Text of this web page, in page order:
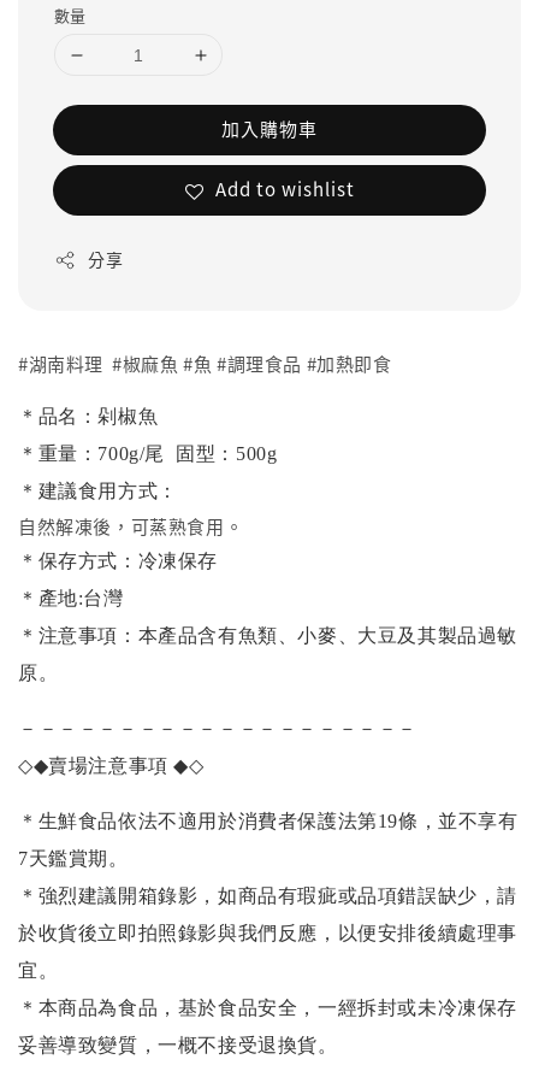
數量
加入購物車
Add to wishlist
分享
#湖南料理 #椒麻魚 #魚 #調理食品 #加熱即食
＊品名：剁椒魚
＊重量：700g/尾 固型：500g
＊建議食用方式：
自然解凍後，可蒸熟食用。
＊保存方式：冷凍保存
＊產地:台灣
＊注意事項：本產品含有魚類、小麥、大豆及其製品過敏
原。
－－－－－－－－－－－－－－－－－－－－
◇◆賣場注意事項◆◇
＊生鮮食品依法不適用於消費者保護法第19條，並不享有
7天鑑賞期。
＊強烈建議開箱錄影，如商品有瑕疵或品項錯誤缺少，請
於收貨後立即拍照錄影與我們反應，以便安排後續處理事
宜。
＊本商品為食品，基於食品安全，一經拆封或未冷凍保存
妥善導致變質，一概不接受退換貨。